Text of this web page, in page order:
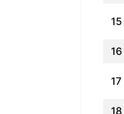
15
16
17
18